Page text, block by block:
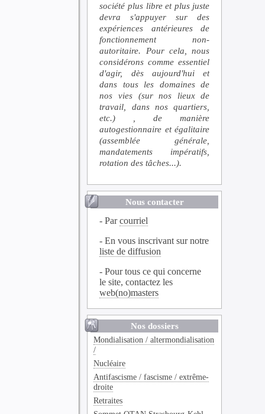
société plus libre et plus juste
devra s'appuyer sur des
expériences antérieures de
fonctionnement non-
autoritaire. Pour cela, nous
considérons comme essentiel
d'agir, dès aujourd'hui et
dans tous les domaines de
nos vies (sur nos lieux de
travail, dans nos quartiers,
etc.) , de manière
autogestionnaire et égalitaire
(assemblée générale,
mandatements impératifs,
rotation des tâches...).
Nous contacter
- Parcourriel
- En vous inscrivant sur notre
liste de diffusion
- Pour tous ce qui concerne
le site, contactez les
web(no)masters
Nos dossiers
Mondialisation / altermondialisation
/
Nucléaire
Antifascisme / fascisme / extrême-
droite
Retraites